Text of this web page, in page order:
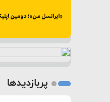
پربازدیدها